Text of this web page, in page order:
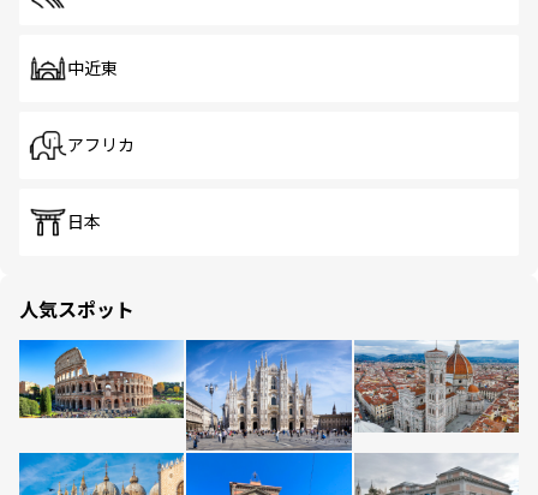
中近東
アフリカ
日本
人気スポット